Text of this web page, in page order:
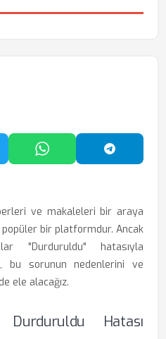
Paylaş
WhatsApp'ta Paylaş
ve makaleleri bir araya
bir platformdur. Ancak
"Durduruldu" hatasıyla
bu sorunun nedenlerini ve
ele alacağız.
Hatası